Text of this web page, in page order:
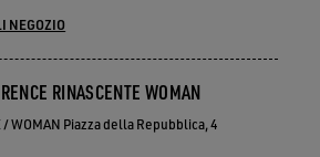
NEGOZIO
RINASCENTE WOMAN
/ WOMAN Piazza della Repubblica, 4